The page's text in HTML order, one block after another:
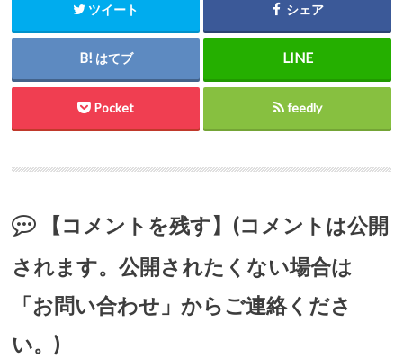
ツイート シェア
はてブ
Pocket feedly
【コメントを残す】(コメントは公開
されます。公開されたくない場合は
「お問い合わせ」からご連絡くださ
い。)